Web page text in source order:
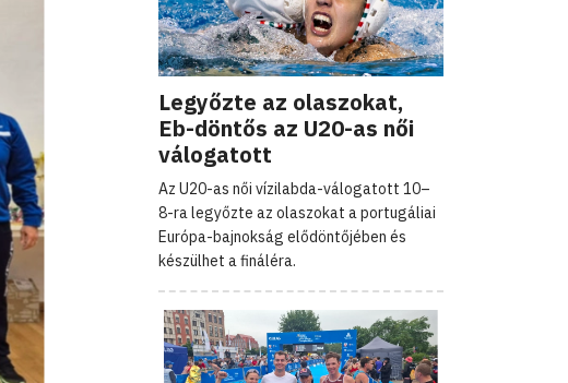
Legyőzte az olaszokat,
Eb-döntős az U20-as női
válogatott
Az U20-as női vízilabda-válogatott 10–
8-ra legyőzte az olaszokat a portugáliai
Európa-bajnokság elődöntőjében és
készülhet a fináléra.